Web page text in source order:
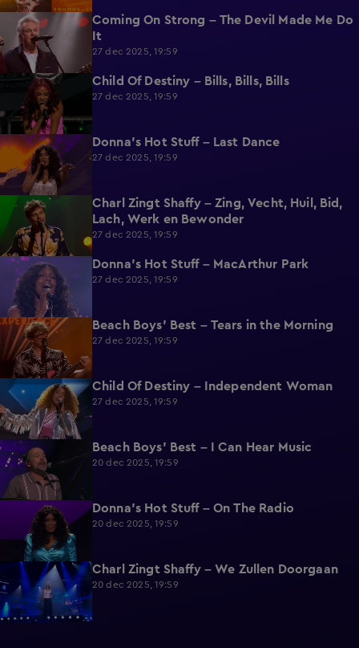
2:15
Coming On Strong – The Devil Made Me Do
It
27 dec 2025, 19:59
2:06 Child Of Destiny – Bills, Bills, Bills
27 dec 2025, 19:59
2:15 Donna's Hot Stuff – Last Dance
27 dec 2025, 19:59
2:15
Charl Zingt Shaffy – Zing, Vecht, Huil, Bid,
Lach, Werk en Bewonder
27 dec 2025, 19:59
2:41 Donna's Hot Stuff – MacArthur Park
27 dec 2025, 19:59
2:22 Beach Boys' Best – Tears in the Morning
27 dec 2025, 19:59
2:12 Child Of Destiny – Independent Woman
27 dec 2025, 19:59
2:20 Beach Boys' Best – I Can Hear Music
20 dec 2025, 19:59
Donna's Hot Stuff – On The Radio
20 dec 2025, 19:59
2:19 Charl Zingt Shaffy – We Zullen Doorgaan
20 dec 2025, 19:59